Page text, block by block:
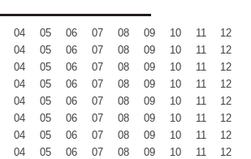
04 05 06 07 08 09 10 11
12
04 05 06 07 08 09 10 11
12
04 05 06 07 08 09 10 11
12
04 05 06 07 08 09 10 11
12
04 05 06 07 08 09 10 11
12
04 05 06 07 08 09 10 11
12
04 05 06 07 08 09 10 11
12
04 05 06 07 08 09 10 11
12